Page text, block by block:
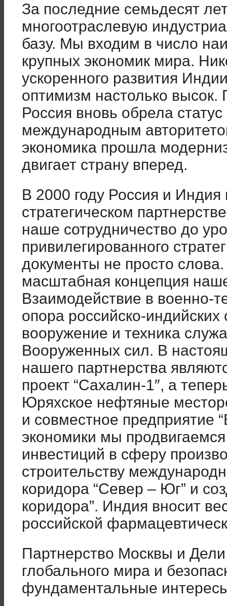
За последние семьдесят
многоотраслевую
базу. Мы входим в число
крупных экономик мира.
ускоренного развития
оптимизм настолько
Россия вновь обрела
международным
экономика прошла
двигает страну вперед.
В 2000 году Россия и
стратегическом
наше сотрудничество до
привилегированного
документы не просто
масштабная концепция
Взаимодействие в военно-
опора российско-
вооружение и техника
Вооруженных сил. В
нашего партнерства
проект “Сахалин-1″, а
Юряхское нефтяные
и совместное предприятие
экономики мы
инвестиций в сферу
строительству
коридора “Север – Юг” и
коридора”. Индия вносит
российской
Партнерство Москвы и
глобального мира и
фундаментальные